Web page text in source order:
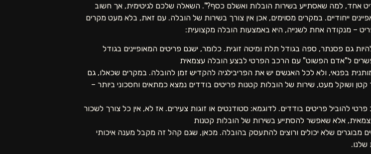
אחד, למה שאסתייע בשירות הובלות ואשלם כסף?". השאלה שלכם לגיטימית, אך חשוב
ייחודיים. במקרים מסוימים, אכן אין צורך בשירות של הובלה. עם זאת, בלא מעט מקרים
– מנקודה אחת לשנייה, היא באמצעות הובלה מקצועית:
גם פסנתר, ספה בגודל תלת ומיטה זוגית. כלומר, ישנם פריטים המאופיינים בגודל
ל"אדם הפשוט" עם הרכב הפרטי לבצע הובלה עצמאית
בפנאי, ולא לכל האנשים יש את הפריבילגיה להקדיש זמן להובלה. במקרים שכאלו, גם
ושוקל מעט, שירות של הובלות קטנות פריטים בודדים נמצא כמתאים וחסכוני ביותר –
להוביל פריטים בודדים. לדוגמא: סטודנטים או זוגות צעירים. אז לא, אין כל צורך לשכור
אלא שאפשר להסתייע בשירות של הובלות קטנות
מבוגרים שלא יכולים ורוצים להתעסק בהובלה. מכאן, שגם קהל זה מקבל מענה איכותי